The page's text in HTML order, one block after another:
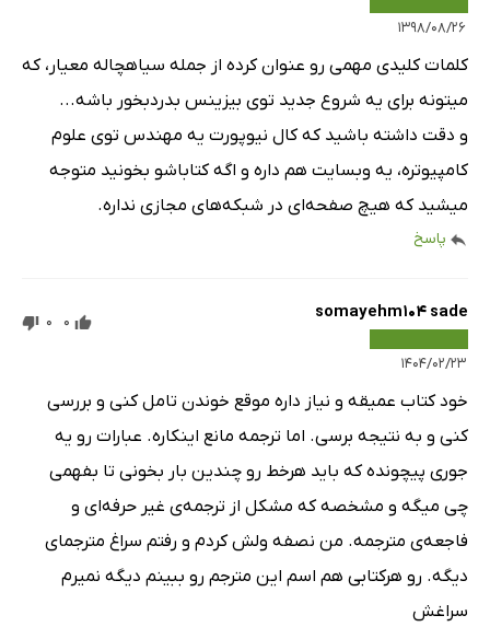
۱۳۹۸/۰۸/۲۶
کلمات کلیدی مهمی رو عنوان کرده از جمله سیاهچاله معیار، که
میتونه برای یه شروع جدید توی بیزینس بدردبخور باشه...
و دقت داشته باشید که کال نیوپورت یه مهندس توی علوم
کامپیوتره، یه وبسایت هم داره و اگه کتاباشو بخونید متوجه
میشید که هیچ صفحه‌ای در شبکه‌های مجازی نداره.
پاسخ
somayehm104 sade
۱۴۰۴/۰۲/۲۳
0
0
خود کتاب عمیقه و نیاز داره موقع خوندن تامل کنی و بررسی
کنی و به نتیجه برسی. اما ترجمه مانع اینکاره. عبارات رو یه
جوری پیچونده که باید هرخط رو چندین بار بخونی تا بفهمی
چی میگه و مشخصه که مشکل از ترجمه‌ی غیر حرفه‌ای و
فاجعه‌ی مترجمه. من نصفه ولش کردم و رفتم سراغ مترجمای
دیگه. رو هرکتابی هم اسم این مترجم رو ببینم دیگه نمیرم
سراغش